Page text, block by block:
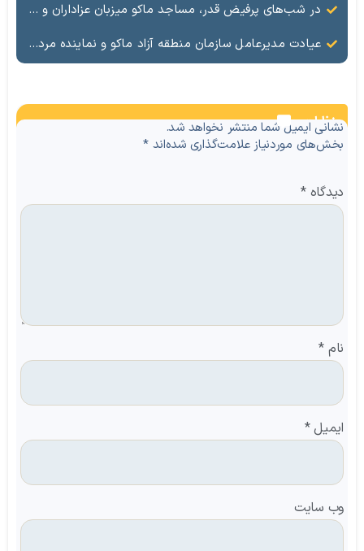
در شب‌های پرفیض قدر، مساجد ماکو میزبان عزاداران و ارادتمندان به اهل بیت (ع) هستند.
عیادت مدیرعامل سازمان منطقه آزاد ماکو و نماینده مردم ماکو، شوط و پلدشت از مجروحان حملات اخیر
نظرات
نشانی ایمیل شما منتشر نخواهد شد.
بخش‌های موردنیاز علامت‌گذاری شده‌اند*
دیدگاه*
نام *
ایمیل*
وب‌ سایت